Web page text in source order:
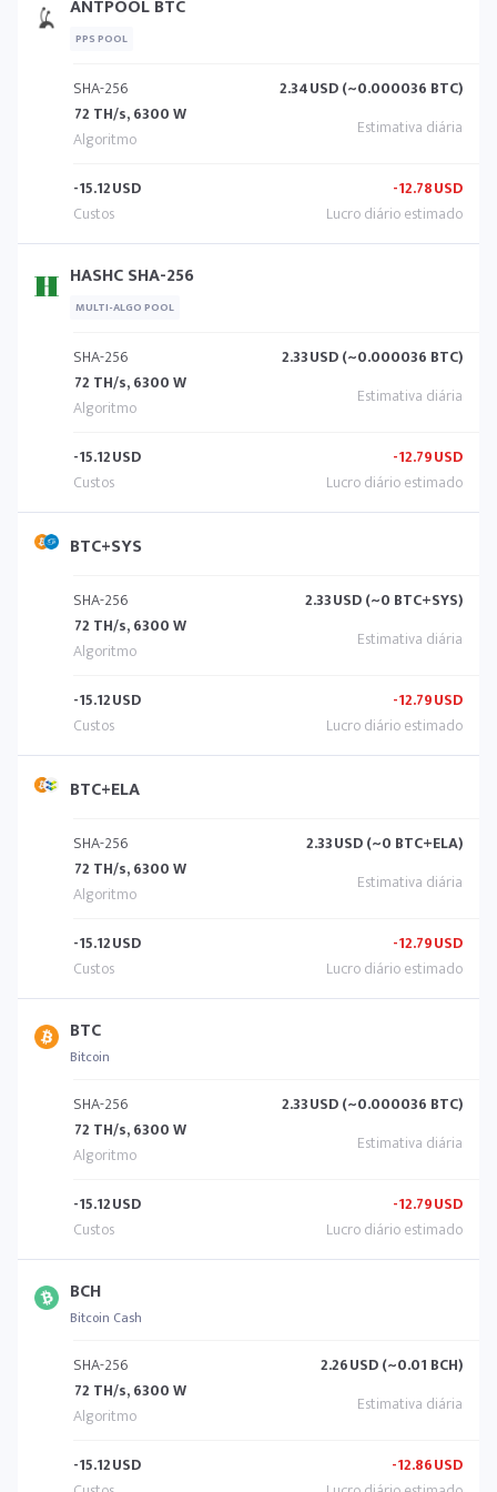
ANTPOOL BTC
PPS POOL
SHA-256
72 TH/s, 6300 W
2.34USD (~0.000036 BTC)
-15.12USD -12.78USD
HASHC SHA-256
MULTI-ALGO POOL
SHA-256
72 TH/s, 6300 W
2.33USD (~0.000036 BTC)
-15.12USD -12.79USD
BTC+SYS
SHA-256
72 TH/s, 6300 W
2.33USD (~0 BTC+SYS)
-15.12USD -12.79USD
BTC+ELA
SHA-256
72 TH/s, 6300 W
2.33USD (~0 BTC+ELA)
-15.12USD -12.79USD
BTC
Bitcoin
SHA-256
72 TH/s, 6300 W
2.33USD (~0.000036 BTC)
-15.12USD -12.79USD
BCH
Bitcoin Cash
SHA-256
72 TH/s, 6300 W
2.26USD (~0.01 BCH)
-15.12USD -12.86USD